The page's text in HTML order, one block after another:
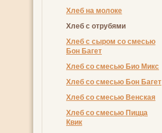
Хлеб на молоке
Хлеб с отрубями
Хлеб с сыром со смесью
Бон Багет
Хлеб со смесью Био Микс
Хлеб со смесью Бон Багет
Хлеб со смесью Венская
Хлеб со смесью Пицца
Квик